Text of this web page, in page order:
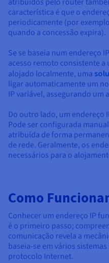
característica é que o
periodicamente (por
quando a concessão expira).
Se se baseia num endereço
acesso remoto consistente
alojado localmente, uma
ligar automaticamente um
IP variável, assegurando um
Do outro lado, um endereço
Pode ser configurada
atribuída de forma
de rede. Geralmente, os
necessários para o
Como
Conhecer um endereço IP
é o primeiro passo;
comunicação revela a
baseia-se em vários
protocolo Internet.